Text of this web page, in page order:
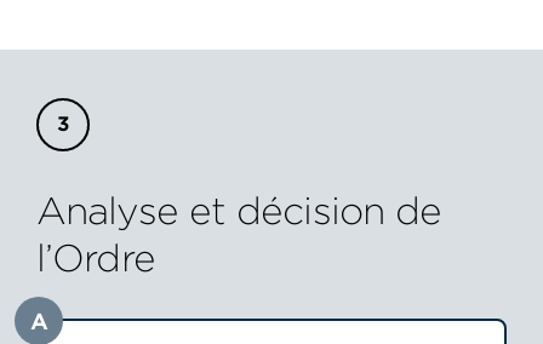
Analyse et décision de
l’Ordre
A